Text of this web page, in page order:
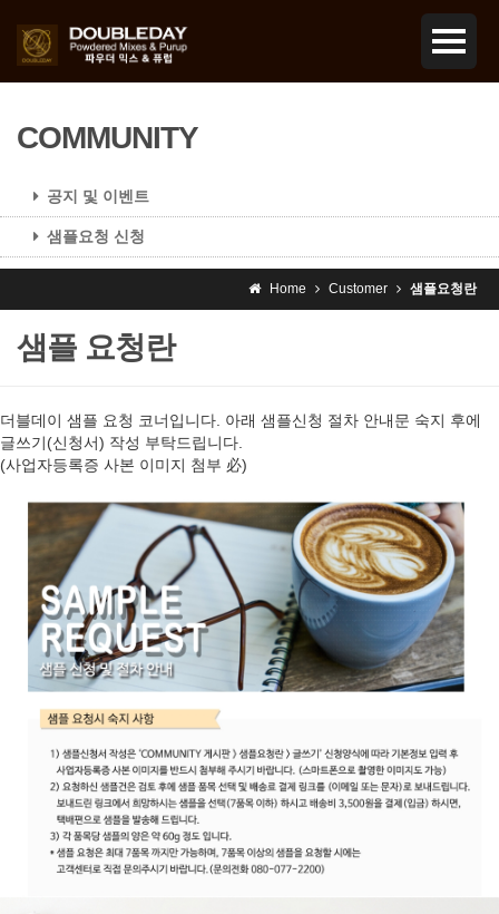
COMMUNITY
공지 및 이벤트
샘플요청 신청
Home Customer 샘플요청란
샘플 요청란
더블데이 샘플 요청 코너입니다. 아래 샘플신청 절차 안내문 숙지 후에
글쓰기(신청서) 작성 부탁드립니다.
(사업자등록증 사본 이미지 첨부 必)